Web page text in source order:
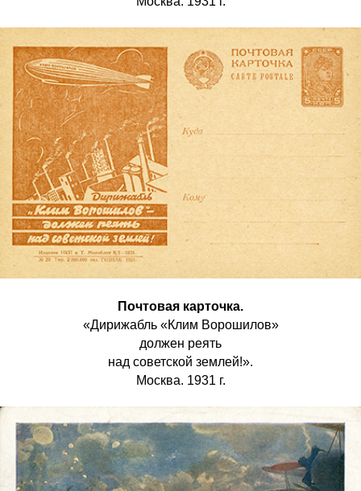
Почтовая карточка.
«Дирижабль «Клим Ворошилов»
должен реять
над советской землей!».
Москва. 1931 г.